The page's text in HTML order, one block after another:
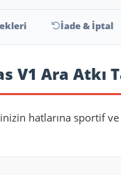
İade & İptal
Ara Atkı
hatlarına sportif ve